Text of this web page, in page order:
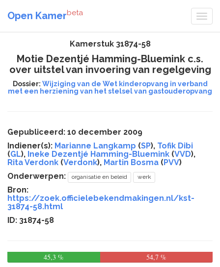
Open Kamerbeta
Kamerstuk 31874-58
Motie Dezentjé Hamming-Bluemink c.s.
over uitstel van invoering van regelgeving
Dossier: Wijziging van de Wet kinderopvang in verband
met een herziening van het stelsel van gastouderopvang
Gepubliceerd: 10 december 2009
Indiener(s): Marianne Langkamp (SP), Tofik Dibi
(GL), Ineke Dezentjé Hamming-Bluemink (VVD),
Rita Verdonk (Verdonk), Martin Bosma (PVV)
Onderwerpen:
organisatie en beleid werk
Bron:
https://zoek.officielebekendmakingen.nl/kst-
31874-58.html
ID: 31874-58
45,3 % 54,7 %